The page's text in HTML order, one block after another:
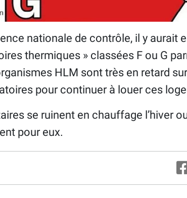
nationale de contrôle, il y aurait
thermiques » classées F ou G
HLM sont très en retard
pour continuer à louer ces
se ruinent en chauffage l’hiver
pour eux.